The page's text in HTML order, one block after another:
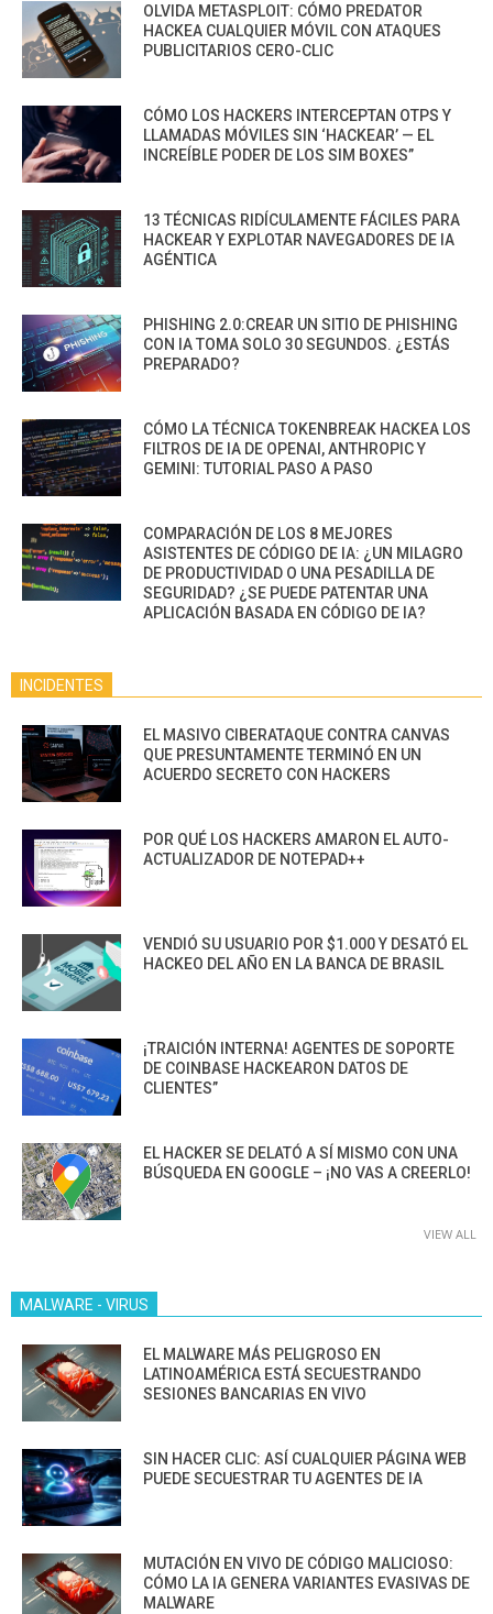
OLVIDA METASPLOIT: CÓMO PREDATOR
HACKEA CUALQUIER MÓVIL CON ATAQUES
PUBLICITARIOS CERO-CLIC
CÓMO LOS HACKERS INTERCEPTAN OTPS Y
LLAMADAS MÓVILES SIN ‘HACKEAR’ — EL
INCREÍBLE PODER DE LOS SIM BOXES”
13 TÉCNICAS RIDÍCULAMENTE FÁCILES PARA
HACKEAR Y EXPLOTAR NAVEGADORES DE IA
AGÉNTICA
PHISHING 2.0:CREAR UN SITIO DE PHISHING
CON IA TOMA SOLO 30 SEGUNDOS. ¿ESTÁS
PREPARADO?
CÓMO LA TÉCNICA TOKENBREAK HACKEA LOS
FILTROS DE IA DE OPENAI, ANTHROPIC Y
GEMINI: TUTORIAL PASO A PASO
COMPARACIÓN DE LOS 8 MEJORES
ASISTENTES DE CÓDIGO DE IA: ¿UN MILAGRO
DE PRODUCTIVIDAD O UNA PESADILLA DE
SEGURIDAD? ¿SE PUEDE PATENTAR UNA
APLICACIÓN BASADA EN CÓDIGO DE IA?
INCIDENTES
EL MASIVO CIBERATAQUE CONTRA CANVAS
QUE PRESUNTAMENTE TERMINÓ EN UN
ACUERDO SECRETO CON HACKERS
POR QUÉ LOS HACKERS AMARON EL AUTO-
ACTUALIZADOR DE NOTEPAD++
VENDIÓ SU USUARIO POR $1.000 Y DESATÓ EL
HACKEO DEL AÑO EN LA BANCA DE BRASIL
¡TRAICIÓN INTERNA! AGENTES DE SOPORTE
DE COINBASE HACKEARON DATOS DE
CLIENTES”
EL HACKER SE DELATÓ A SÍ MISMO CON UNA
BÚSQUEDA EN GOOGLE – ¡NO VAS A CREERLO!
VIEW ALL
MALWARE - VIRUS
EL MALWARE MÁS PELIGROSO EN
LATINOAMÉRICA ESTÁ SECUESTRANDO
SESIONES BANCARIAS EN VIVO
SIN HACER CLIC: ASÍ CUALQUIER PÁGINA WEB
PUEDE SECUESTRAR TU AGENTES DE IA
MUTACIÓN EN VIVO DE CÓDIGO MALICIOSO:
CÓMO LA IA GENERA VARIANTES EVASIVAS DE
MALWARE